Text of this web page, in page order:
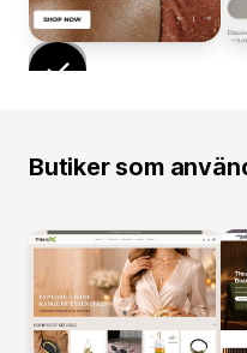
Butiker som